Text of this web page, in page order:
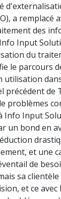
a remplacé
des
Info Input
du
le parcours
utilisation
précédent de
problèmes
Info Input
un bond en
et une
de
sa clientèle
et ce